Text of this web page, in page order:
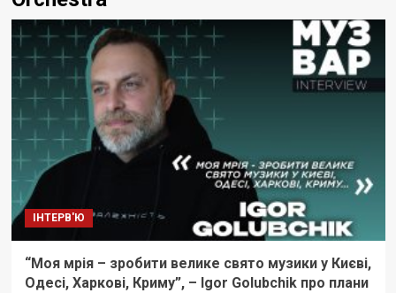
ІНТЕРВ'Ю
“Моя мрія – зробити велике свято музики у Києві,
Одесі, Харкові, Криму”, – Igor Golubchik про плани